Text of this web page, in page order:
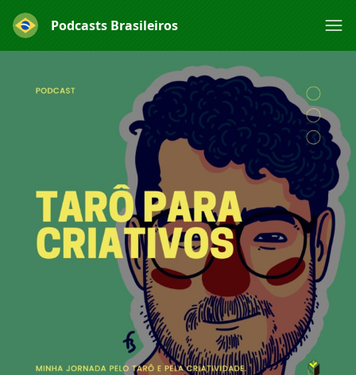
Podcasts Brasileiros